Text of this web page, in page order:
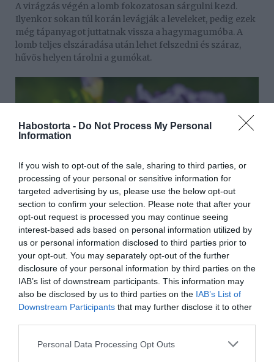
Habostorta - Do Not Process My Personal
Information
If you wish to opt-out of the sale, sharing to third parties, or
processing of your personal or sensitive information for
targeted advertising by us, please use the below opt-out
section to confirm your selection. Please note that after your
opt-out request is processed you may continue seeing
interest-based ads based on personal information utilized by
us or personal information disclosed to third parties prior to
your opt-out. You may separately opt-out of the further
disclosure of your personal information by third parties on the
IAB’s list of downstream participants. This information may
also be disclosed by us to third parties on the IAB’s List of
Downstream Participants that may further disclose it to other
Please note that this website/app uses one or more Google
Personal Data Processing Opt Outs
A virágzás végén a lomb fokozatosan sárgulni kezd.
Ilyenkor sokan túl korán levágják a leveleket, pedig ezek
még tápanyagot juttatnak vissza a hagymagumóba. A
lomb teljes elszáradása után lehet felszedni és száraz,
hűvös helyen tárolni a gumókat.
Halványlila frézia virágai ragyognak a napsütésben,
miközben az illatos bimbók fokozatosan nyílnak ki.
Természetes védekezés és jó növénytársítások
A frézia alapvetően nem tartozik a legérzékenyebb
dísznövények közé, de kedvezőtlen körülmények között
ideális környezetet teremt a gombás betegségek